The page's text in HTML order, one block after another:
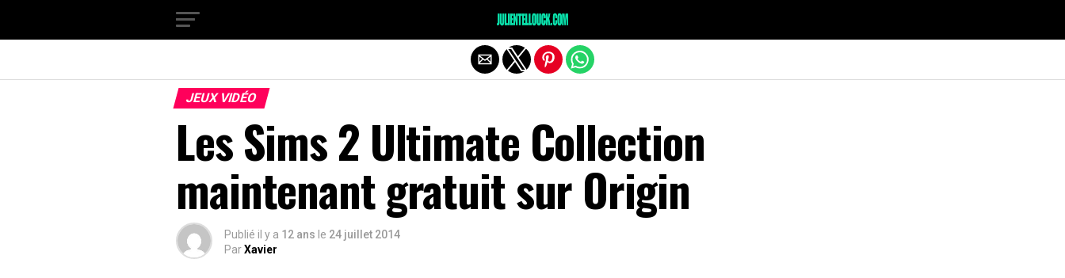
JEUX VIDÉO
Les Sims 2 Ultimate Collection
maintenant gratuit sur Origin
Publié il y a 12 ans le 24 juillet 2014
ParXavier